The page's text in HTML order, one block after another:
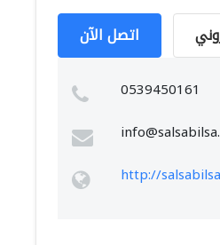
اتصل الآن
0539450161
http://